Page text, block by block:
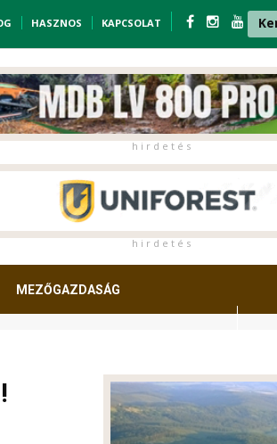
HASZNOS KAPCSOLAT
h i r d e t é s
h i r d e t é s
MEZŐGAZDASÁG